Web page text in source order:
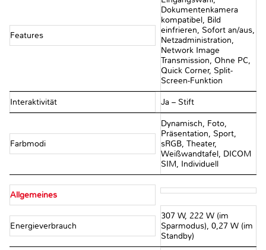
Features
Dokumentenkamera
kompatibel, Bild
einfrieren, Sofort an/aus,
Netzadministration,
Network Image
Transmission, Ohne PC,
Quick Corner, Split-
Screen-Funktion
Interaktivität Ja – Stift
Farbmodi
Dynamisch, Foto,
Präsentation, Sport,
sRGB, Theater,
Weißwandtafel, DICOM
SIM, Individuell
Allgemeines
Energieverbrauch
307 W, 222 W (im
Sparmodus), 0,27 W (im
Standby)